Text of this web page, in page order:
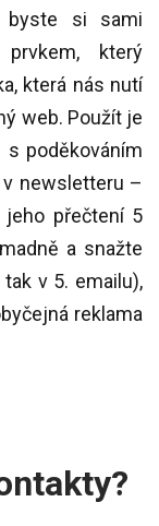
byste si sami
který
která nás nutí
web. Použít je
poděkováním
newsletteru –
jeho přečtení 5
a snažte
v 5. emailu),
reklama